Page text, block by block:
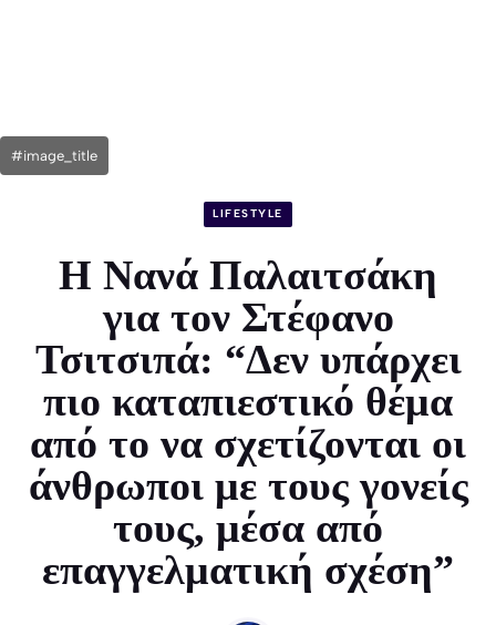
#image_title
LIFESTYLE
Η Νανά Παλαιτσάκη
για τον Στέφανο
Τσιτσιπά: “Δεν υπάρχει
πιο καταπιεστικό θέμα
από το να σχετίζονται οι
άνθρωποι με τους γονείς
τους, μέσα από
επαγγελματική σχέση”